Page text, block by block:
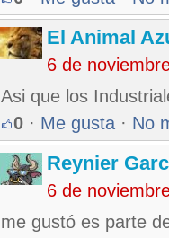
El Animal
6 de
Asi que los
0 · Me gusta · No
Reynier
6 de
me gustó es parte